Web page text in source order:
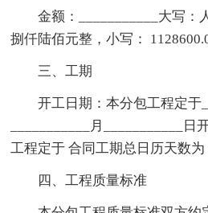
金额：
大写：
捌仟陆佰元整，小写：
三、工期
开工日期：本分包工程定于
___________月___________
工程定于 合同工期总日历天数为
四、工程质量标准